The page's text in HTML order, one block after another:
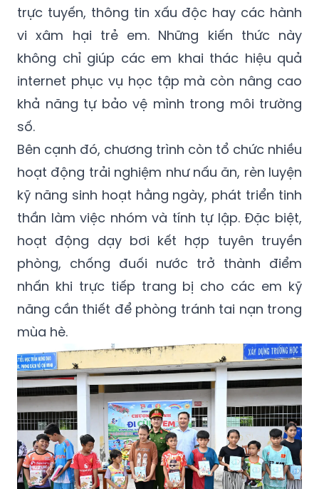
trực tuyến, thông tin xấu độc hay các hành
vi xâm hại trẻ em. Những kiến thức này
không chỉ giúp các em khai thác hiệu quả
internet phục vụ học tập mà còn nâng cao
khả năng tự bảo vệ mình trong môi trường
số.
Bên cạnh đó, chương trình còn tổ chức nhiều
hoạt động trải nghiệm như nấu ăn, rèn luyện
kỹ năng sinh hoạt hằng ngày, phát triển tinh
thần làm việc nhóm và tính tự lập. Đặc biệt,
hoạt động dạy bơi kết hợp tuyên truyền
phòng, chống đuối nước trở thành điểm
nhấn khi trực tiếp trang bị cho các em kỹ
năng cần thiết để phòng tránh tai nạn trong
mùa hè.